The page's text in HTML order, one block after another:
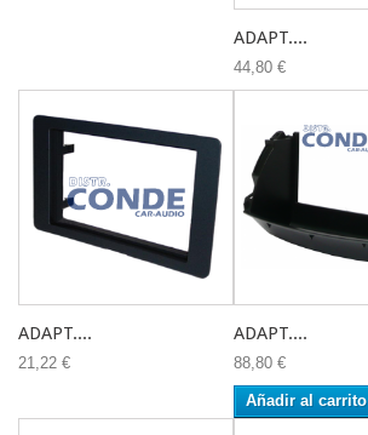
ADAPT....
44,80 €
ADAPT....
21,22 €
ADAPT....
88,80 €
Añadir al carrito